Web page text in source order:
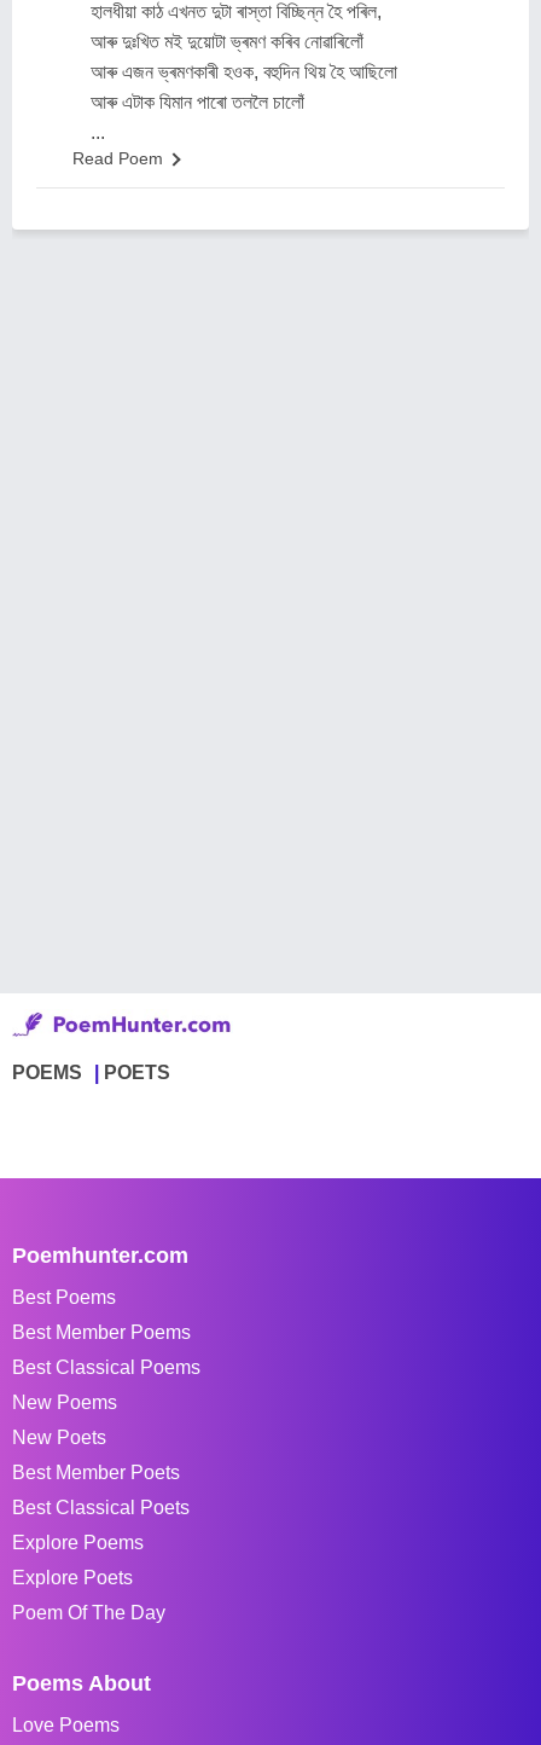
হালধীয়া কাঠ এখনত দুটা ৰাস্তা বিচ্ছিন্ন হৈ পৰিল,
আৰু দুঃখিত মই দুয়োটা ভ্ৰমণ কৰিব নোৱাৰিলোঁ
আৰু এজন ভ্ৰমণকাৰী হওক, বহুদিন থিয় হৈ আছিলো
আৰু এটাক যিমান পাৰো তললৈ চালোঁ
...
Read Poem
POEMS POETS
Poemhunter.com
Best Poems
Best Member Poems
Best Classical Poems
New Poems
New Poets
Best Member Poets
Best Classical Poets
Explore Poems
Explore Poets
Poem Of The Day
Poems About
Love Poems